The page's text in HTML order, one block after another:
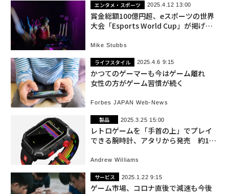
エンタメ・スポーツ 2025.4.12 13:00
賞金総額100億円超、eスポーツの世界
大会「Esports World Cup」が掲げる
Mike Stubbs
ライフスタイル 2025.4.6 9:15
かつてのゲーマーも今はゲーム離れ
女性の方がゲーム習慣が続く
Forbes JAPAN Web-News
製品 2025.3.25 15:00
レトロゲームを「手首の上」でプレイ
できる腕時計、アタリから発売 約1万
Andrew Williams
サービス 2025.1.22 9:15
ゲーム市場、コロナ直後で減速も今後